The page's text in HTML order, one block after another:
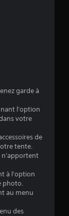
é
t
o
i
l
e
s
garde à
l'option
votre
de
tente.
n'apportent
à l'option
photo.
au menu
des